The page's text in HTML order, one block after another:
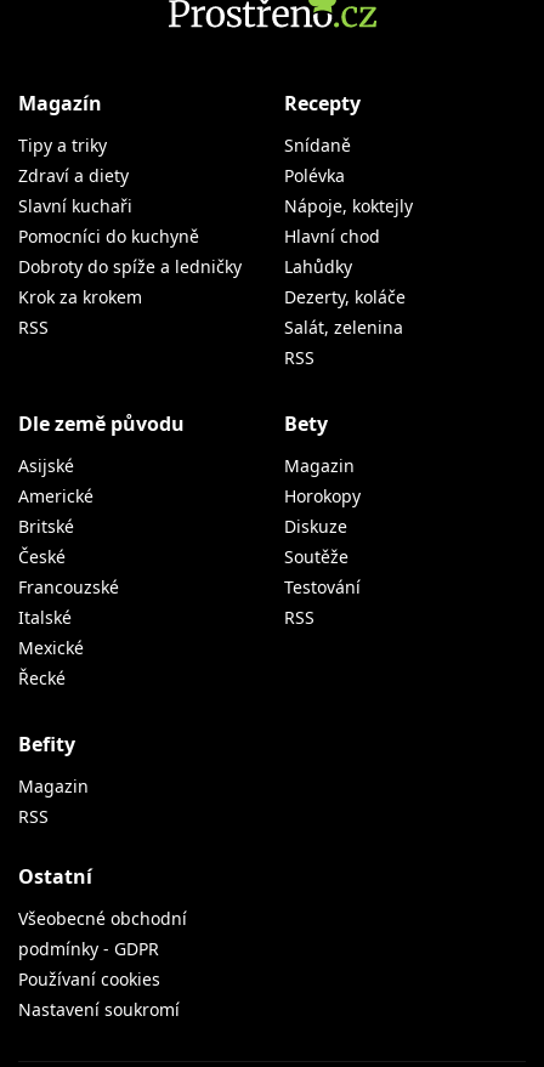
Magazín
Tipy a triky
Zdraví a diety
Slavní kuchaři
Pomocníci do kuchyně
Dobroty do spíže a ledničky
Krok za krokem
RSS
Recepty
Snídaně
Polévka
Nápoje, koktejly
Hlavní chod
Lahůdky
Dezerty, koláče
Salát, zelenina
RSS
Dle země původu
Asijské
Americké
Britské
České
Francouzské
Italské
Mexické
Řecké
Bety
Magazin
Horokopy
Diskuze
Soutěže
Testování
RSS
Befity
Magazin
RSS
Ostatní
Všeobecné obchodní
podmínky - GDPR
Používaní cookies
Nastavení soukromí